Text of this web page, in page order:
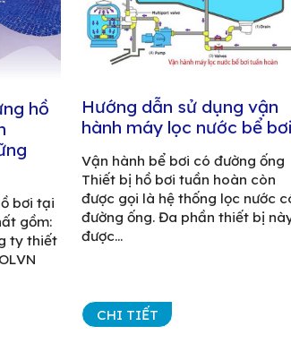
hồ
bơi tại
gồm:
ty thiết
Hướng dẫn sử dụng vận
hành máy lọc nước bể bơi
Vận hành bể bơi có đường ống
Thiết bị hồ bơi tuần hoàn còn
được gọi là hệ thống lọc nước
đường ống. Đa phần thiết bị
được...
CHI TIẾT